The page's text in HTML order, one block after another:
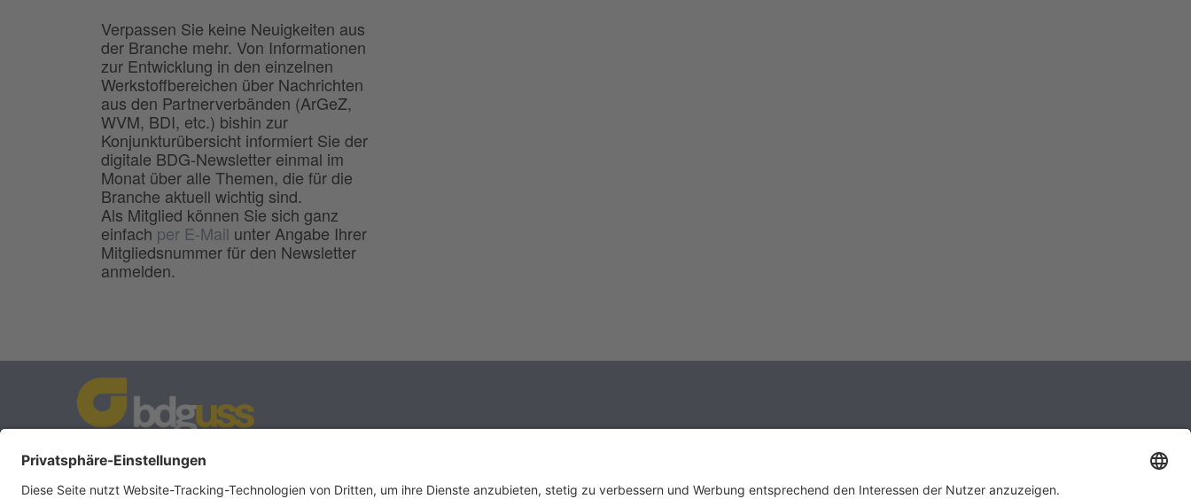
Verpassen Sie keine Neuigkeiten aus
der Branche mehr. Von Informationen
zur Entwicklung in den einzelnen
Werkstoffbereichen über Nachrichten
aus den Partnerverbänden (ArGeZ,
WVM, BDI, etc.) bishin zur
Konjunkturübersicht informiert Sie der
digitale BDG-Newsletter einmal im
Monat über alle Themen, die für die
Branche aktuell wichtig sind.
Als Mitglied können Sie sich ganz
einfachper E-Mail unter Angabe Ihrer
Mitgliedsnummer für den Newsletter
anmelden.
BDG–Bundesverband der
Deutschen Gießerei-Industrie e.V.